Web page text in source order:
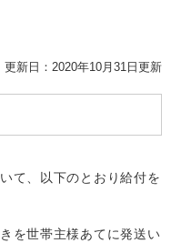
更新日：2020年10月31日更新
て、以下のとおり給付を
を世帯主様あてに発送い